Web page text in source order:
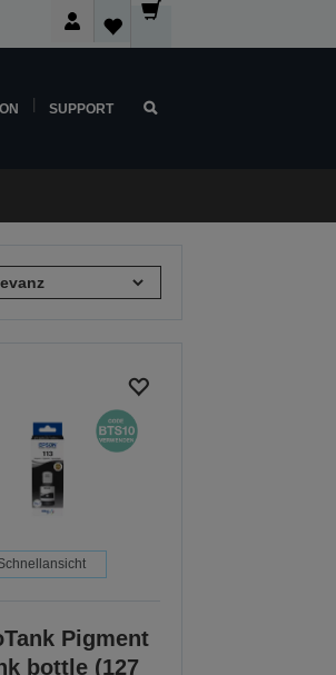
SUPPORT
Pigment
bottle (127